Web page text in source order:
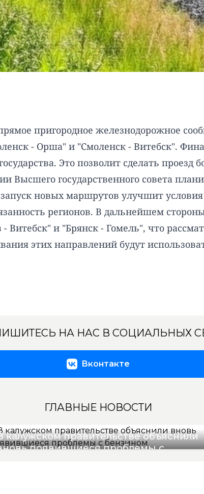
.
пригородное железнодорожное
- Орша" и "Смоленск - Витебск".
Это позволит сделать
Высшего государственного совета
новых маршрутов улучшит
регионов. В дальнейшем
и "Брянск - Гомель", что
этих направлений будут
НА НАС В СОЦИАЛЬНЫХ
Вконтакте
ГЛАВНЫЕ НОВОСТИ
калужском правительстве объяснили
появившиеся проблемы с